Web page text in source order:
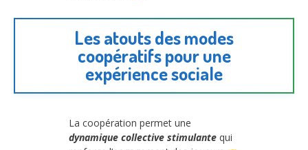
Les atouts des modes
coopératifs pour une
expérience sociale
La coopération permet une
dynamique collective stimulante qui